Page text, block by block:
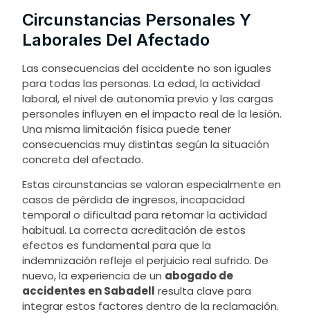
Circunstancias Personales Y
Laborales Del Afectado
Las consecuencias del accidente no son iguales
para todas las personas. La edad, la actividad
laboral, el nivel de autonomía previo y las cargas
personales influyen en el impacto real de la lesión.
Una misma limitación física puede tener
consecuencias muy distintas según la situación
concreta del afectado.
Estas circunstancias se valoran especialmente en
casos de pérdida de ingresos, incapacidad
temporal o dificultad para retomar la actividad
habitual. La correcta acreditación de estos
efectos es fundamental para que la
indemnización refleje el perjuicio real sufrido. De
nuevo, la experiencia de un abogado de
accidentes en Sabadell resulta clave para
integrar estos factores dentro de la reclamación.